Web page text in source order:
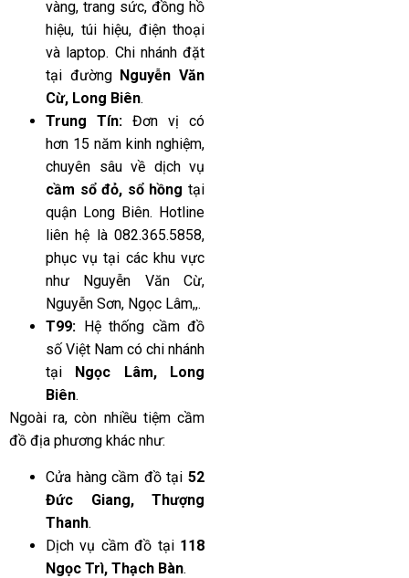
vàng, trang sức, đồng hồ
hiệu, túi hiệu, điện thoại
và laptop. Chi nhánh đặt
tại đường Nguyễn Văn
Cừ, Long Biên.
Trung Tín: Đơn vị có
hơn 15 năm kinh nghiệm,
chuyên sâu về dịch vụ
cầm sổ đỏ, sổ hồng tại
quận Long Biên. Hotline
liên hệ là 082.365.5858,
phục vụ tại các khu vực
như Nguyễn Văn Cừ,
Nguyễn Sơn, Ngọc Lâm,,.
T99: Hệ thống cầm đồ
số Việt Nam có chi nhánh
tại
Ngọc Lâm, Long
Biên.
Ngoài ra, còn nhiều tiệm cầm
đồ địa phương khác như:
Cửa hàng cầm đồ tại 52
Đức Giang, Thượng
Thanh.
Dịch vụ cầm đồ tại 118
Ngọc Trì, Thạch Bàn.